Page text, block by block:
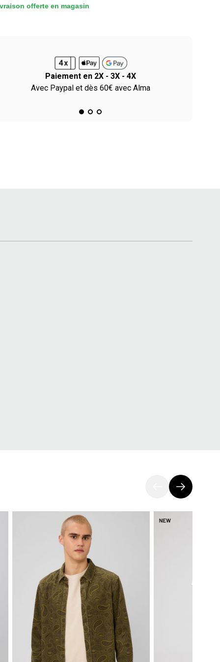
offerte en magasin
Paiement en 2X - 3X - 4X
Avec Paypal et dès 60€ avec Alma